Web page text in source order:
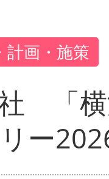
計画・施策
「
ー